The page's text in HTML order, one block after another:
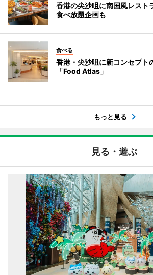
香港の尖沙咀に南国風レス
食べ放題企画も
食べる
香港・尖沙咀に新コンセプト
「Food Atlas」
もっと見る
見る・遊ぶ